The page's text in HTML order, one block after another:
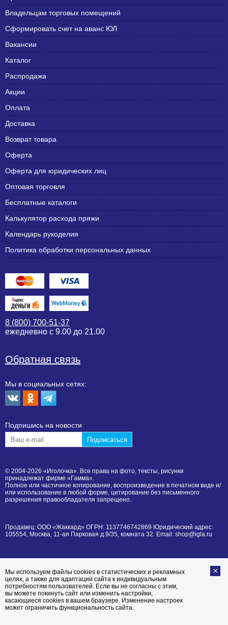
Владельцам торговых помещений
Сформировать счет на аванс ЮЛ
Вакансии
Каталог
Распродажа
Акции
Оплата
Доставка
Возврат товара
Оферта
Оферта для юридических лиц
Оптовая торговля
Бесплатные каталоги
Калькулятор расхода пряжи
Календарь рукоделия
Политика обработки персональных данных
8 (800) 700-51-37
ежедневно с 9.00 до 21.00
Обратная связь
Мы в социальных сетях:
Подпишиcь на новости
© 2004-2026 «Иголочка». Все права на фото, тексты, рисунки
принадлежат фирме «Гамма».
Полное или частичное копирование, воспроизведение в печатном виде и/
или использование в любой форме, цитирование без письменного
разрешения правообладателя запрещено.
Продавец: ООО «Жаккард» ОГРН: 1137746742869 Юридический адрес:
105554, Москва, 11-ая Парковая д.9/35, комната 32. Email: shop@igla.ru
Мы используем файлы cookies в статистических и рекламных
целях, а также для адаптации сайта к индивидуальным
потребностям пользователей. Если вы не согласны с этим,
вы можете покинуть сайт или изменить настройки,
касающиеся cookies в вашем браузере. Изменение настроек
может ограничить функциональность сайта.